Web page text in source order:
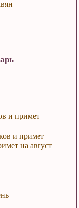
и примет
и примет
на август